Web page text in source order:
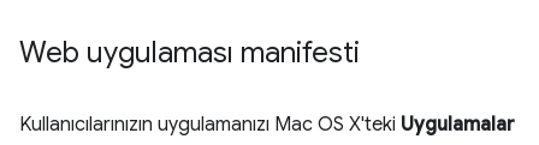
Web uygulaması manifesti
Kullanıcılarınızın uygulamanızı Mac OS X'teki Uygulamalar